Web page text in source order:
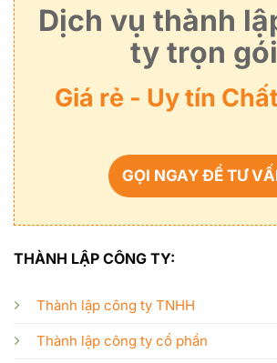
Dịch vụ thành
ty trọn gói
Giá rẻ - Uy tín
GỌI NGAY ĐỂ TƯ
THÀNH LẬP CÔNG TY:
Thành lập công ty TNHH
Thành lập công ty cổ phần